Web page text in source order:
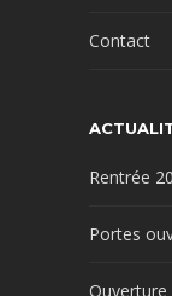
Contact
Rentrée
Portes
Ouverture